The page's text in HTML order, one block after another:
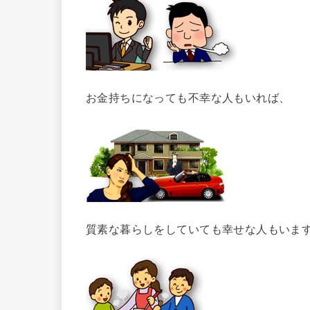
お金持ちになっても不幸な人もいれば、
質素な暮らしをしていても幸せな人もいま